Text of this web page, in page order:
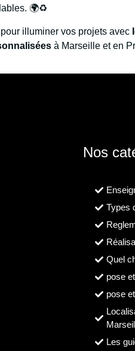
🌍♻️
pour illuminer vos projets avec
à Marseille et en
Nos
Types
Quel
pose
pose
Les